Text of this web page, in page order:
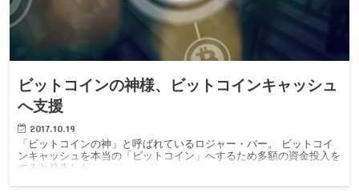
ビットコインの神様、ビットコインキャッシュ
へ支援
2017.10.19
「ビットコインの神」と呼ばれているロジャー・バー。 ビットコイ
ンキャッシュを本当の「ビットコイン」へするため多額の資金投入を
すると発表した。